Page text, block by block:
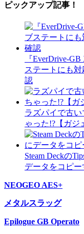
ピックアップ記事！
『EverDrive-
ステートにも対
認
ラズパイで古
ゃった!?【ガジ
Steam Deckの
データをコピ
NEOGEO AES+
メタルスラッグ
Epilogue GB Operato